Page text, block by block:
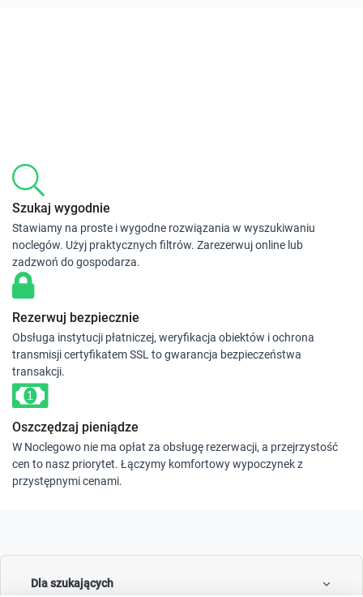
Szukaj wygodnie
Stawiamy na proste i wygodne rozwiązania w wyszukiwaniu
noclegów. Użyj praktycznych filtrów. Zarezerwuj online lub
zadzwoń do gospodarza.
Rezerwuj bezpiecznie
Obsługa instytucji płatniczej, weryfikacja obiektów i ochrona
transmisji certyfikatem SSL to gwarancja bezpieczeństwa
transakcji.
Oszczędzaj pieniądze
W Noclegowo nie ma opłat za obsługę rezerwacji, a przejrzystość
cen to nasz priorytet. Łączymy komfortowy wypoczynek z
przystępnymi cenami.
Dla szukających